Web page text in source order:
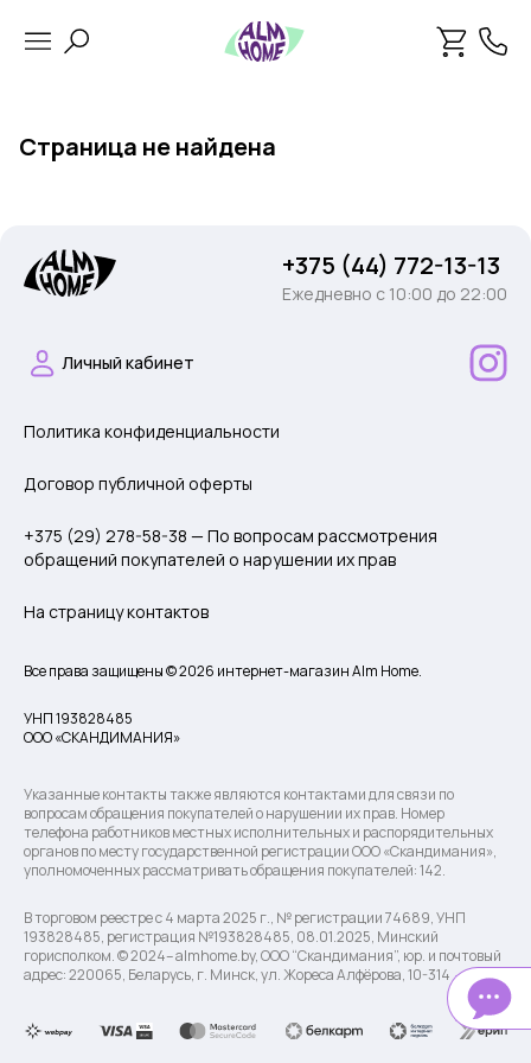
Страница не найдена
+375 (44) 772-13-13
Ежедневно c 10:00 до 22:00
Личный кабинет
Политика конфиденциальности
Договор публичной оферты
+375 (29) 278-58-38 — По вопросам рассмотрения
обращений покупателей о нарушении их прав
На страницу контактов
Все права защищены © 2026 интернет-магазин Alm Home.
УНП 193828485
ООО «СКАНДИМАНИЯ»
Указанные контакты также являются контактами для связи по
вопросам обращения покупателей о нарушении их прав. Номер
телефона работников местных исполнительных и распорядительных
органов по месту государственной регистрации ООО «Скандимания»,
уполномоченных рассматривать обращения покупателей: 142.
В торговом реестре с 4 марта 2025 г., № регистрации 74689, УНП
193828485, регистрация №193828485, 08.01.2025, Минский
горисполком. © 2024– almhome.by, ООО “Скандимания”, юр. и почтовый
адрес: 220065, Беларусь, г. Минск, ул. Жореса Алфёрова, 10-314